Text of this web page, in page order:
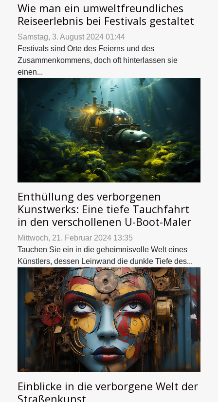
Wie man ein umweltfreundliches
Reiseerlebnis bei Festivals gestaltet
Samstag, 3. August 2024 01:44
Festivals sind Orte des Feierns und des
Zusammenkommens, doch oft hinterlassen sie
einen...
Enthüllung des verborgenen
Kunstwerks: Eine tiefe Tauchfahrt
in den verschollenen U-Boot-Maler
Mittwoch, 21. Februar 2024 13:35
Tauchen Sie ein in die geheimnisvolle Welt eines
Künstlers, dessen Leinwand die dunkle Tiefe des...
Einblicke in die verborgene Welt der
Straßenkunst